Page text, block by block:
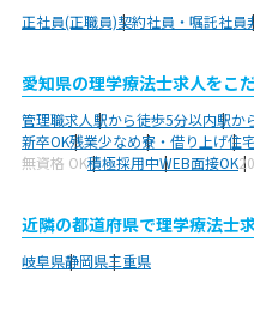
正社員(正職員)契約社員・嘱託社員
愛知県の理学療法士求人をこ
管理職求人駅から徒歩5分以内駅か
新卒OK残業少なめ寮・借り上げ住
無資格 OK積極採用中WEB面接OK
近隣の都道府県で理学療法士
岐阜県静岡県三重県